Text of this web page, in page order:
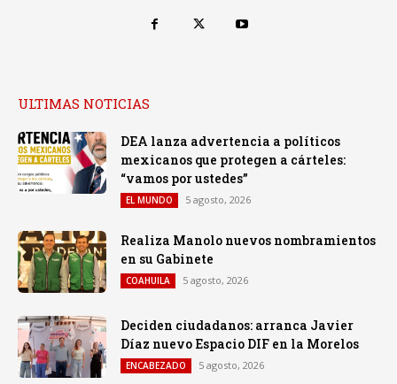
ULTIMAS NOTICIAS
DEA lanza advertencia a políticos
mexicanos que protegen a cárteles:
“vamos por ustedes”
EL MUNDO 5 agosto, 2026
Realiza Manolo nuevos nombramientos
en su Gabinete
COAHUILA 5 agosto, 2026
Deciden ciudadanos: arranca Javier
Díaz nuevo Espacio DIF en la Morelos
ENCABEZADO 5 agosto, 2026